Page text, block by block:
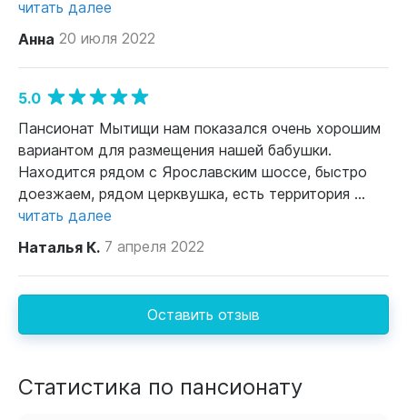
читать далее
Анна 20 июля 2022
5.0
Пансионат Мытищи нам показался очень хорошим
вариантом для размещения нашей бабушки.
Находится рядом с Ярославским шоссе, быстро
доезжаем, рядом церквушка, есть территория ...
читать далее
Наталья К. 7 апреля 2022
Оставить отзыв
Статистика по пансионату